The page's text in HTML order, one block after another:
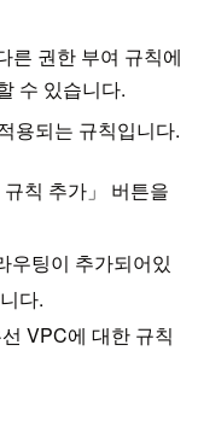
른 권한 부여 규칙에
수 있습니다.
용되는 규칙입니다.
칙 추가」 버튼을
우팅이 추가되어있
다.
VPC에 대한 규칙